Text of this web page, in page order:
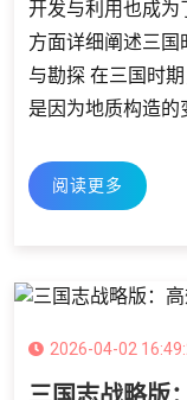
开发与利用也成为
方面详细阐述三国
与勘探 在三国时
是因为地质构造的
阅读更多
2026-04-02